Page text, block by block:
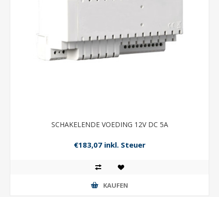
SCHAKELENDE VOEDING 12V DC 5A
€183,07 inkl. Steuer
KAUFEN